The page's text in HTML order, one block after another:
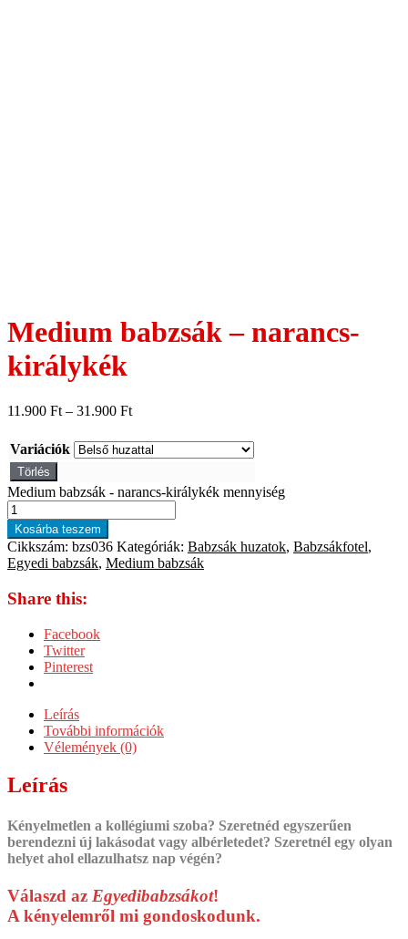
Medium babzsák – narancs-
királykék
11.900 Ft – 31.900 Ft
Variációk
Törlés
Medium babzsák - narancs-királykék mennyiség
Kosárba teszem
Cikkszám: bzs036 Kategóriák: Babzsák huzatok, Babzsákfotel,
Egyedi babzsák, Medium babzsák
Share this:
Facebook
Twitter
Pinterest
Leírás
További információk
Vélemények (0)
Leírás
Kényelmetlen a kollégiumi szoba? Szeretnéd egyszerűen
berendezni új lakásodat vagy albérletedet? Szeretnél egy olyan
helyet ahol ellazulhatsz nap végén?
Válaszd az Egyedibabzsákot!
A kényelemről mi gondoskodunk.